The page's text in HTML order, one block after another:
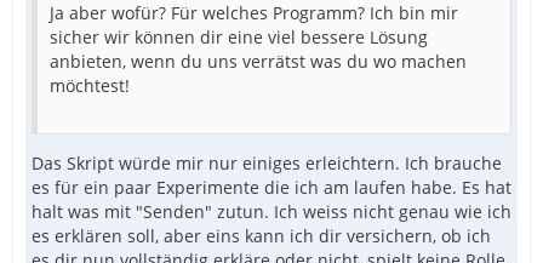
Ja aber wofür? Für welches Programm? Ich bin mir
sicher wir können dir eine viel bessere Lösung
anbieten, wenn du uns verrätst was du wo machen
möchtest!
Das Skript würde mir nur einiges erleichtern. Ich brauche
es für ein paar Experimente die ich am laufen habe. Es hat
halt was mit "Senden" zutun. Ich weiss nicht genau wie ich
es erklären soll, aber eins kann ich dir versichern, ob ich